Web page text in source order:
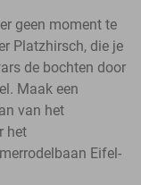
geen moment te
Platzhirsch, die je
de bochten door
Maak een
van het
het
Eifel-